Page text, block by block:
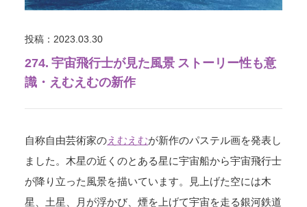
投稿：2023.03.30
274. 宇宙飛行士が見た風景 ストーリー性も意
識・えむえむの新作
自称自由芸術家のえむえむが新作のパステル画を発表し
ました。木星の近くのとある星に宇宙船から宇宙飛行士
が降り立った風景を描いています。見上げた空には木
星、土星、月が浮かび、煙を上げて宇宙を走る銀河鉄道